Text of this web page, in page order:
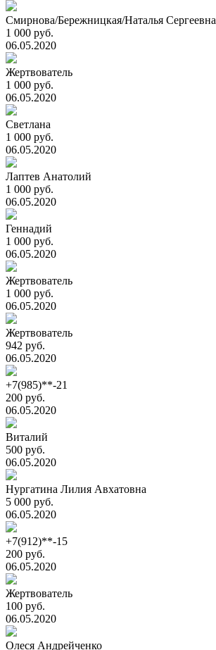
Смирнова/Бережницкая/Наталья Сергеевна
1 000 руб.
06.05.2020
Жертвователь
1 000 руб.
06.05.2020
Светлана
1 000 руб.
06.05.2020
Лаптев Анатолий
1 000 руб.
06.05.2020
Геннадий
1 000 руб.
06.05.2020
Жертвователь
1 000 руб.
06.05.2020
Жертвователь
942 руб.
06.05.2020
+7(985)**-21
200 руб.
06.05.2020
Виталий
500 руб.
06.05.2020
Нургатина Лилия Авхатовна
5 000 руб.
06.05.2020
+7(912)**-15
200 руб.
06.05.2020
Жертвователь
100 руб.
06.05.2020
Олеся Андрейченко